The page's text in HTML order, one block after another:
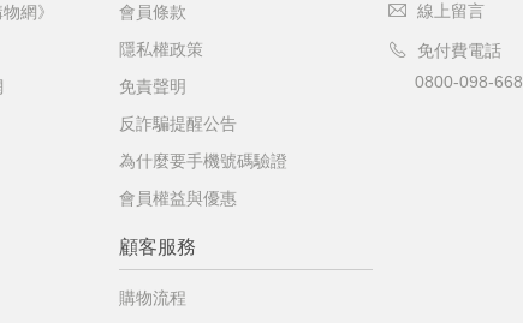
網》
會員條款
隱私權政策
免責聲明
反詐騙提醒公告
為什麼要手機號碼驗證
會員權益與優惠
顧客服務
購物流程
線上留言
免付費電話
0800-098-668